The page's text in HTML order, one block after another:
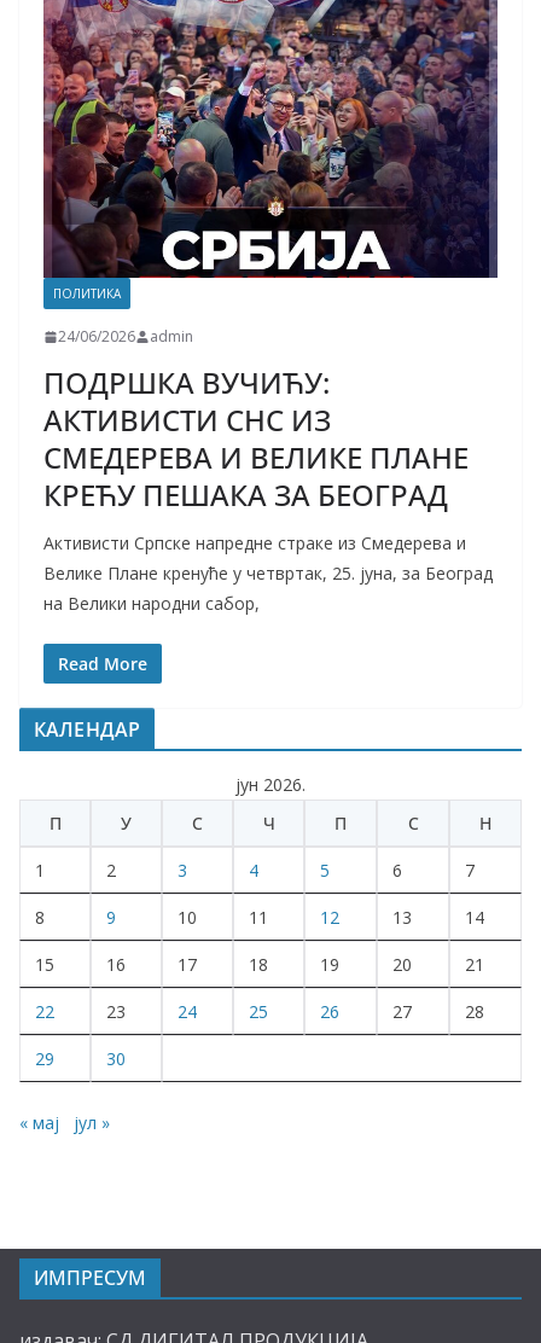
ПОЛИТИКА
24/06/2026 admin
ПОДРШКА ВУЧИЋУ:
АКТИВИСТИ СНС ИЗ
СМЕДЕРЕВА И ВЕЛИКЕ ПЛАНЕ
КРЕЋУ ПЕШАКА ЗА БЕОГРАД
Активисти Српске напредне страке из Смедерева и
Велике Плане кренуће у четвртак, 25. јуна, за Београд
на Велики народни сабор,
Read More
КАЛЕНДАР
јун 2026.
П
У С Ч П С Н
1 2 3 4 5 6 7
8 9 10 11 12 13 14
15 16 17 18 19 20 21
22 23 24 25 26 27 28
29 30
« мај јул »
ИМПРЕСУМ